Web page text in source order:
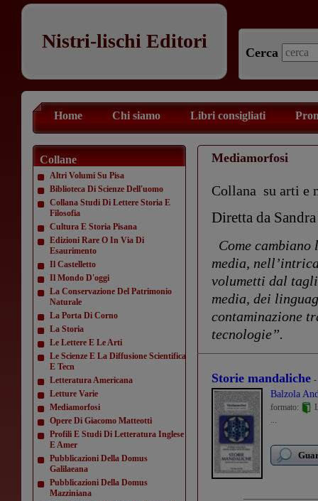
Nistri-lischi Editori
Cerca
Home Chi siamo Libri consigliati
Collane
Altri Volumi Su Pisa
Biblioteca Di Scienze Dell'uomo
Collana Studi Di Lettere Storia E
Filosofia
Cultura E Storia Pisana
Edizioni Rare O In Via Di
Esaurimento
Il Castelletto
Il Mondo D'oggi
La Conservazione Del Patrimonio
Naturale
La Porta Di Corno
La Storia
Le Lettere E Le Arti
Le Scienze E La Diffusione Scientifica
E Tecn
Letteratura Americana
Letture Varie
Mediamorfosi
Opere Di Giacomo Matteotti
Profili E Studi Di Letteratura Inglese
E Amer
Pubblicazioni Della Domus
Galilaeana
Pubblicazioni Della Domus
Mazziniana
Mediamorfosi
Collana su arti e
Diretta da
Come
media,
volumetti dal
media, dei
contaminazione
tecnologie”.
Storie mandaliche -
Balzola
formato:
...